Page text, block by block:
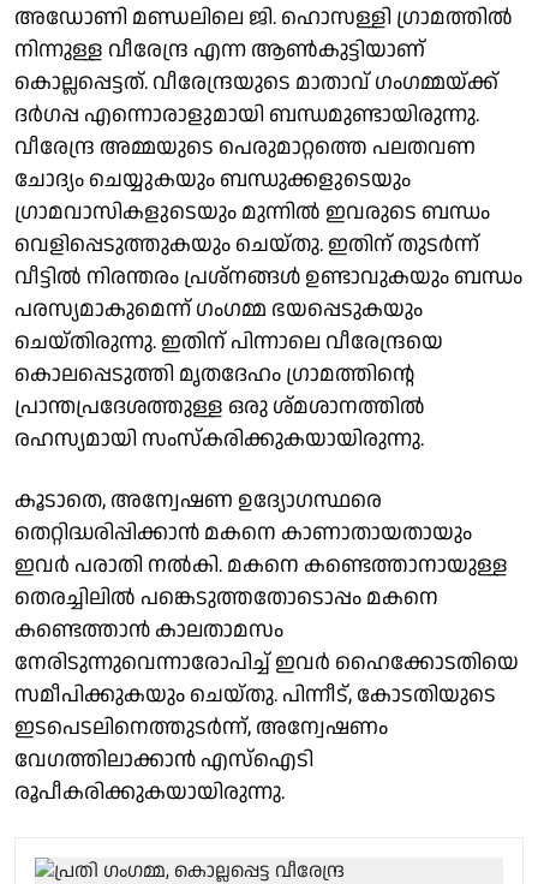
അഡോണി മണ്ഡലിലെ ജി. ഹൊസള്ളി ഗ്രാമത്തിൽ
നിന്നുള്ള വീരേന്ദ്ര എന്ന ആൺകുട്ടിയാണ്
കൊല്ലപ്പെട്ടത്. വീരേന്ദ്രയുടെ മാതാവ് ഗംഗമ്മയ്ക്ക്
ദർഗപ്പ എന്നൊരാളുമായി ബന്ധമുണ്ടായിരുന്നു.
വീരേന്ദ്ര അമ്മയുടെ പെരുമാറ്റത്തെ പലതവണ
ചോദ്യം ചെയ്യുകയും ബന്ധുക്കളുടെയും
ഗ്രാമവാസികളുടെയും മുന്നിൽ ഇവരുടെ ബന്ധം
വെളിപ്പെടുത്തുകയും ചെയ്തു. ഇതിന് തുടർന്ന്
വീട്ടിൽ നിരന്തരം പ്രശ്നങ്ങൾ ഉണ്ടാവുകയും ബന്ധം
പരസ്യമാകുമെന്ന് ഗംഗമ്മ ഭയപ്പെടുകയും
ചെയ്തിരുന്നു. ഇതിന് പിന്നാലെ വീരേന്ദ്രയെ
കൊലപ്പെടുത്തി മൃതദേഹം ഗ്രാമത്തിൻ്റെ
പ്രാന്തപ്രദേശത്തുള്ള ഒരു ശ്മശാനത്തിൽ
രഹസ്യമായി സംസ്കരിക്കുകയായിരുന്നു.
കൂടാതെ, അന്വേഷണ ഉദ്യോഗസ്ഥരെ
തെറ്റിദ്ധരിപ്പിക്കാൻ മകനെ കാണാതായതായും
ഇവർ പരാതി നൽകി. മകനെ കണ്ടെത്താനായുള്ള
തെരച്ചിലിൽ പങ്കെടുത്തതോടൊപ്പം മകനെ
കണ്ടെത്താൻ കാലതാമസം
നേരിടുന്നുവെന്നാരോപിച്ച് ഇവർ ഹൈക്കോടതിയെ
സമീപിക്കുകയും ചെയ്തു. പിന്നീട്, കോടതിയുടെ
ഇടപെടലിനെത്തുടർന്ന്, അന്വേഷണം
വേഗത്തിലാക്കാൻ എസ്‌ഐടി
രൂപീകരിക്കുകയായിരുന്നു.